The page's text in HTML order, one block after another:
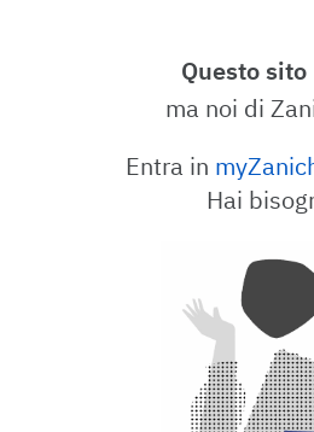
Questo
ma noi di
Entra in
Hai